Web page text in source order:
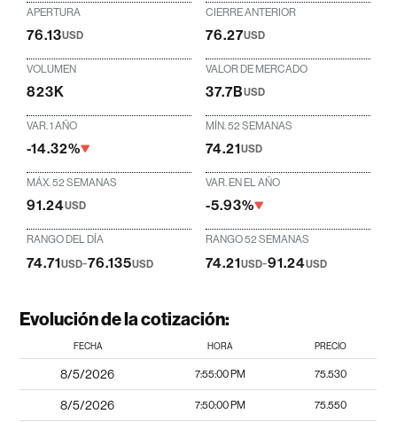
APERTURA
76.13USD
CIERRE ANTERIOR
76.27USD
VOLUMEN
823K
VALOR DE MERCADO
37.7BUSD
VAR. 1 AÑO
-14.32%
MÍN. 52 SEMANAS
74.21USD
MÁX. 52 SEMANAS
91.24USD
VAR. EN EL AÑO
-5.93%
RANGO DEL DÍA
74.71USD-76.135USD
RANGO 52 SEMANAS
74.21USD-91.24USD
Evolución de la cotización:
FECHA HORA PRECIO
8/5/2026 7:55:00 PM 75.530
8/5/2026 7:50:00 PM 75.550